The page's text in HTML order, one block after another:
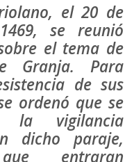
el 20 de
se reunió
el tema de
Granja. Para
de sus
ordenó que se
la vigilancia
dicho paraje,
entraran